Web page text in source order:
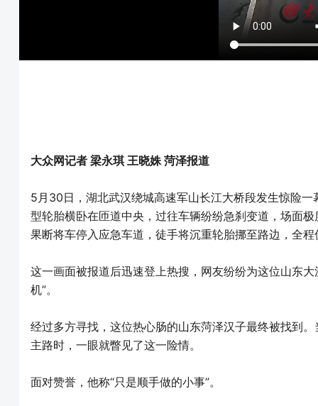
大众网记者 梁永琪 王晓姝 菏泽报道
5月30日，湖北武汉绕城高速军山长江大桥段发生惊险
型轮胎横卧在匝道中央，过往车辆纷纷急刹变道，场面
果断将车停入应急车道，徒手将沉重轮胎挪至路边，全
这一画面被报道后迅速登上热搜，网友纷纷为这位山东
机”。
经过多方寻找，这位热心肠的山东菏泽汉子最终被找到
主路时，一眼就瞥见了这一险情。
面对赞誉，他称“只是顺手做的小事”。